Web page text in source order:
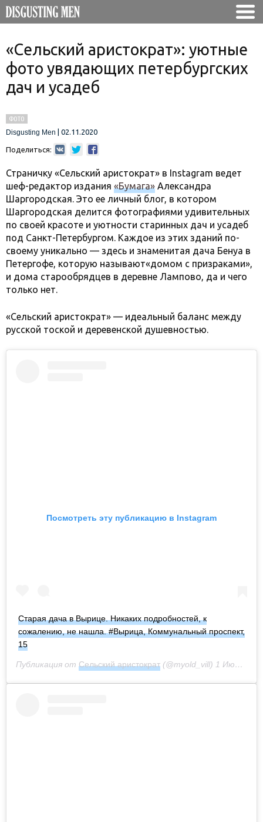
«Сельский аристократ»: уютные
фото увядающих петербургских
дач и усадеб
ФОТО
Disgusting Men
02.11.2020
Поделиться:
Страничку «Сельский аристократ» в Instagram ведет
шеф-редактор издания «Бумага» Александра
Шаргородская. Это ее личный блог, в котором
Шаргородская делится фотографиями удивительных
по своей красоте и уютности старинных дач и усадеб
под Санкт-Петербургом. Каждое из этих зданий по-
своему уникально — здесь и знаменитая дача Бенуа в
Петергофе, которую называют«домом с призраками»,
и дома старообрядцев в деревне Лампово, да и чего
только нет.
«Сельский аристократ» — идеальный баланс между
русской тоской и деревенской душевностью.
Посмотреть эту публикацию в Instagram
Старая дача в Вырице. Никаких подробностей, к
сожалению, не нашла. #Вырица, Коммунальный проспект,
15
Публикация от Сельский аристократ (@myold_vill) 1 Июн 2020 в 9:47 PDT